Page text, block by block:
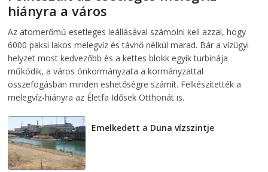
hiányra a város
Az atomerőmű esetleges leállásával számolni kell azzal, hogy
6000 paksi lakos melegvíz és távhő nélkül marad. Bár a vízügyi
helyzet most kedvezőbb és a kettes blokk egyik turbinája
működik, a város önkormányzata a kormányzattal
összefogásban minden eshetőségre számít. Felkészítették a
melegvíz-hiányra az Életfa Idősek Otthonát is.
Emelkedett a Duna vízszintje